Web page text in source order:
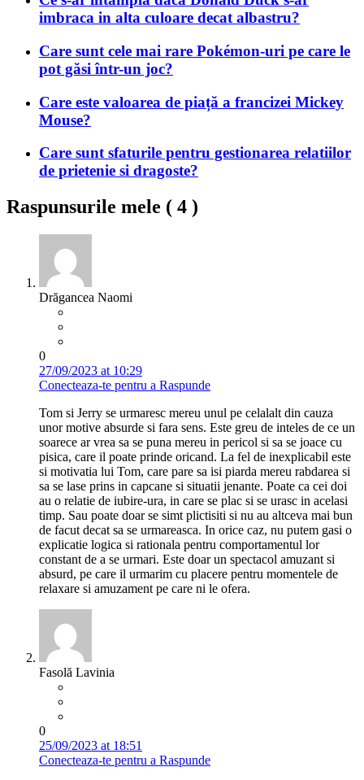
imbraca in alta culoare decat albastru?
Care sunt cele mai rare Pokémon-uri pe care le
pot găsi într-un joc?
Care este valoarea de piață a francizei Mickey
Mouse?
Care sunt sfaturile pentru gestionarea relatiilor
de prietenie si dragoste?
Raspunsurile mele ( 4 )
Drăgancea Naomi
0
27/09/2023 at 10:29
Conecteaza-te pentru a Raspunde
Tom si Jerry se urmaresc mereu unul pe celalalt din cauza
unor motive absurde si fara sens. Este greu de inteles de ce un
soarece ar vrea sa se puna mereu in pericol si sa se joace cu
pisica, care il poate prinde oricand. La fel de inexplicabil este
si motivatia lui Tom, care pare sa isi piarda mereu rabdarea si
sa se lase prins in capcane si situatii jenante. Poate ca cei doi
au o relatie de iubire-ura, in care se plac si se urasc in acelasi
timp. Sau poate doar se simt plictisiti si nu au altceva mai bun
de facut decat sa se urmareasca. In orice caz, nu putem gasi o
explicatie logica si rationala pentru comportamentul lor
constant de a se urmari. Este doar un spectacol amuzant si
absurd, pe care il urmarim cu placere pentru momentele de
relaxare si amuzament pe care ni le ofera.
Fasolă Lavinia
0
25/09/2023 at 18:51
Conecteaza-te pentru a Raspunde